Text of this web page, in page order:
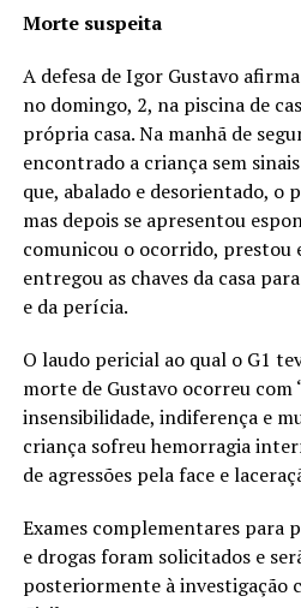
Morte suspeita
A defesa de Igor Gustavo
no domingo, 2, na piscina de
própria casa. Na manhã de
encontrado a criança sem
que, abalado e desorientado, o
mas depois se apresentou
comunicou o ocorrido, prestou
entregou as chaves da casa
e da perícia.
O laudo pericial ao qual o G1
morte de Gustavo ocorreu com
insensibilidade, indiferença e
criança sofreu hemorragia
de agressões pela face e
Exames complementares para
e drogas foram solicitados e
posteriormente à investigação